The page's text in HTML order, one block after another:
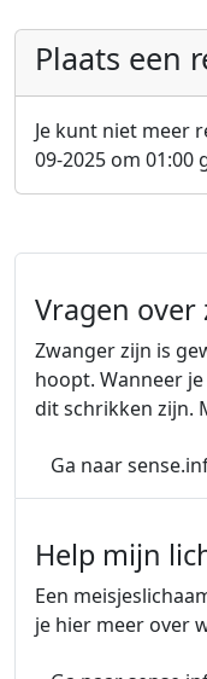
Plaats een
Je kunt niet meer
09-2025 om 01:00
Vragen over
Zwanger zijn is
hoopt. Wanneer
dit schrikken zijn.
Ga naar
Help mijn
Een
je hier meer over